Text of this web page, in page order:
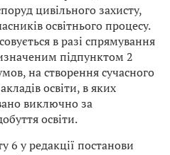
цивільного захисту,
освітнього процесу.
в разі спрямування
підпунктом 2
на створення сучасного
освіти, в яких
виключно за
освіти.
6 у редакції постанови